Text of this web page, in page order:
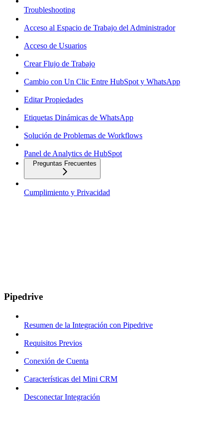
Troubleshooting
Acceso al Espacio de Trabajo del Administrador
Acceso de Usuarios
Crear Flujo de Trabajo
Cambio con Un Clic Entre HubSpot y WhatsApp
Editar Propiedades
Etiquetas Dinámicas de WhatsApp
Solución de Problemas de Workflows
Panel de Analytics de HubSpot
Preguntas Frecuentes
Cumplimiento y Privacidad
Pipedrive
Resumen de la Integración con Pipedrive
Requisitos Previos
Conexión de Cuenta
Características del Mini CRM
Desconectar Integración